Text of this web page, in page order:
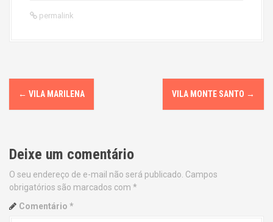
permalink
P
o
t
n
a
← VILA MARILENA VILA MONTE SANTO →
Deixe um comentário
O seu endereço de e-mail não será publicado. Campos
obrigatórios são marcados com *
Comentário *